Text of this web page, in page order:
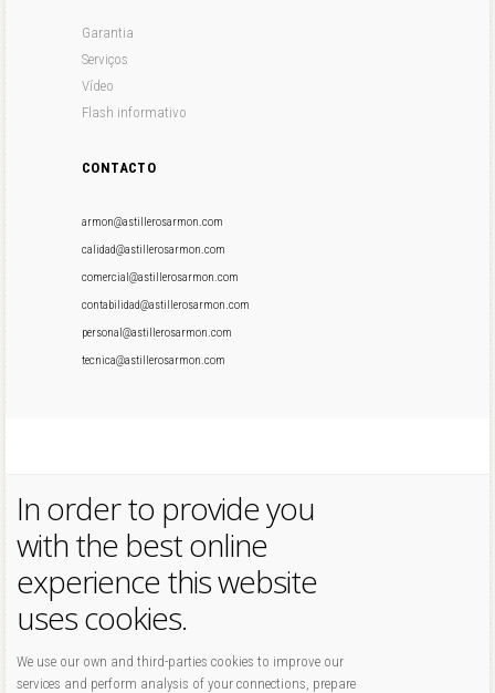
Garantia
Serviços
Vídeo
Flash informativo
CONTACTO
armon@astillerosarmon.com
calidad@astillerosarmon.com
comercial@astillerosarmon.com
contabilidad@astillerosarmon.com
personal@astillerosarmon.com
tecnica@astillerosarmon.com
In order to provide you
with the best online
experience this website
uses cookies.
We use our own and third-parties cookies to improve our
services and perform analysis of your connections, prepare